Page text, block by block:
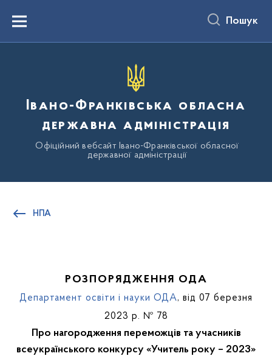
вмістуMenu Пошук
Івано-Франківська обласна
державна адміністрація
Офіційний вебсайт Івано-Франківської обласної
державної адміністрації
НПА
РОЗПОРЯДЖЕННЯ ОДА
Департамент освіти і науки ОДА, від 07 березня
2023 р. № 78
Про нагородження переможців та учасників
всеукраїнського конкурсу «Учитель року – 2023»